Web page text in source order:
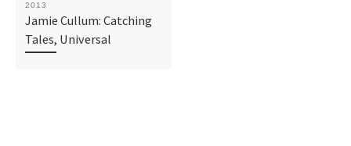
2013
Jamie Cullum: Catching
Tales, Universal